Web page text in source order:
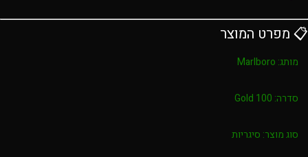
📋 מפרט המוצר
מותג:
סדרה:
סוג מוצר: סיגריות